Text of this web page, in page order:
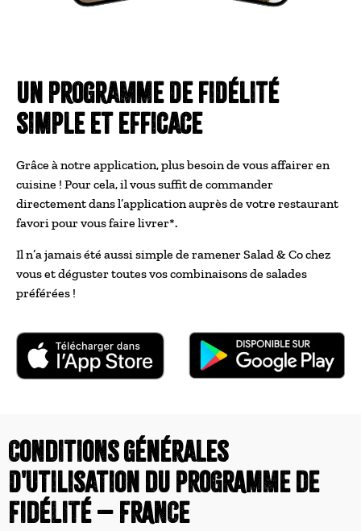
Un programme de fidélité
simple et efficace
Grâce à notre application, plus besoin de vous affairer en
cuisine ! Pour cela, il vous suffit de commander
directement dans l’application auprès de votre restaurant
favori pour vous faire livrer*.
Il n’a jamais été aussi simple de ramener Salad & Co chez
vous et déguster toutes vos combinaisons de salades
préférées !
CONDITIONS générales
d'utilisation DU PROGRAMME DE
FIDÉLITÉ – FRANCE